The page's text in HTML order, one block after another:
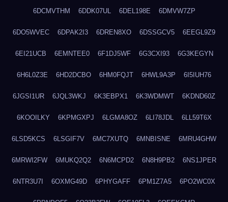
6DCMVTHM 6DDK07UL 6DEL198E 6DMVW7ZP
6DO5WVEC 6DPAK2I3 6DREN8XO 6DSSGCV5 6EEGL9Z9
6EI21UCB 6EMNTEE0 6F1DJ5WF 6G3CXI93 6G3KEGYN
6H6L0Z3E 6HD2DCBO 6HM0FQJT 6HWL9A3P 6I5IUH76
6JGSI1UR 6JQL3WKJ 6K3EBPX1 6K3WDMWT 6KDND60Z
6KOOILKY 6KPMGXPJ 6LGMA8OZ 6LI78JDL 6LL59T6X
6LSD5KCS 6LSGIF7V 6MC7XUTQ 6MNBISNE 6MRU4GHW
6MRWI2FW 6MUKQ2Q2 6N6MCPD2 6N8H9PB2 6NS1JPER
6NTR3U7I 6OXMG49D 6PHYGAFF 6PM1Z7A5 6PO2WC0X